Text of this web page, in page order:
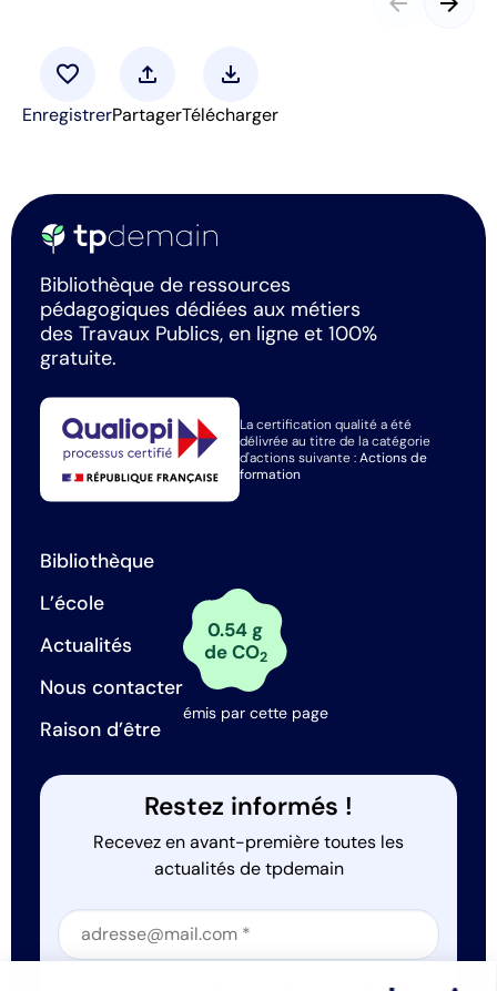
favorite
Enregistrer
upload
Partager
download
Télécharger
Bibliothèque de ressources
pédagogiques dédiées aux métiers
des Travaux Publics, en ligne et 100%
gratuite.
La certification qualité a été
délivrée au titre de la catégorie
d'actions suivante :Actions de
formation
Bibliothèque
L’école
Actualités
Nous contacter
Raison d’être
0.54 g
de CO2
émis par cette page
Restez informés !
Recevez en avant-première toutes les
actualités de tpdemain
Section